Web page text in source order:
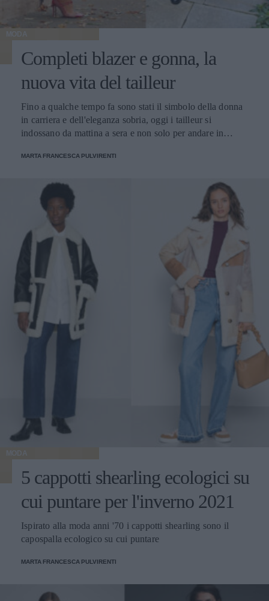
MODA
Completi blazer e gonna, la
nuova vita del tailleur
Fino a qualche tempo fa sono stati il simbolo della donna
in carriera e dell'eleganza sobria, oggi i tailleur si
indossano da mattina a sera e non solo per andare in
MARTA FRANCESCA PULVIRENTI
MODA
5 cappotti shearling ecologici su
cui puntare per l'inverno 2021
Ispirato alla moda anni '70 i cappotti shearling sono il
capospalla ecologico su cui puntare
MARTA FRANCESCA PULVIRENTI